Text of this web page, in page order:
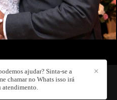
E FILMS
✕
ajudar? Sinta-se a
chamar no Whats isso irá
atendimento.